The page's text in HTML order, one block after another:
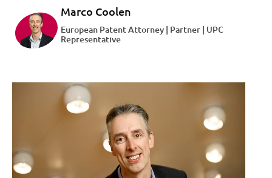
Marco Coolen
European Patent Attorney | Partner | UPC
Representative